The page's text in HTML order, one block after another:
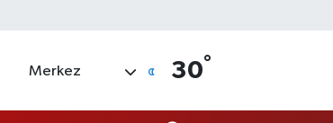
Merkez 30°